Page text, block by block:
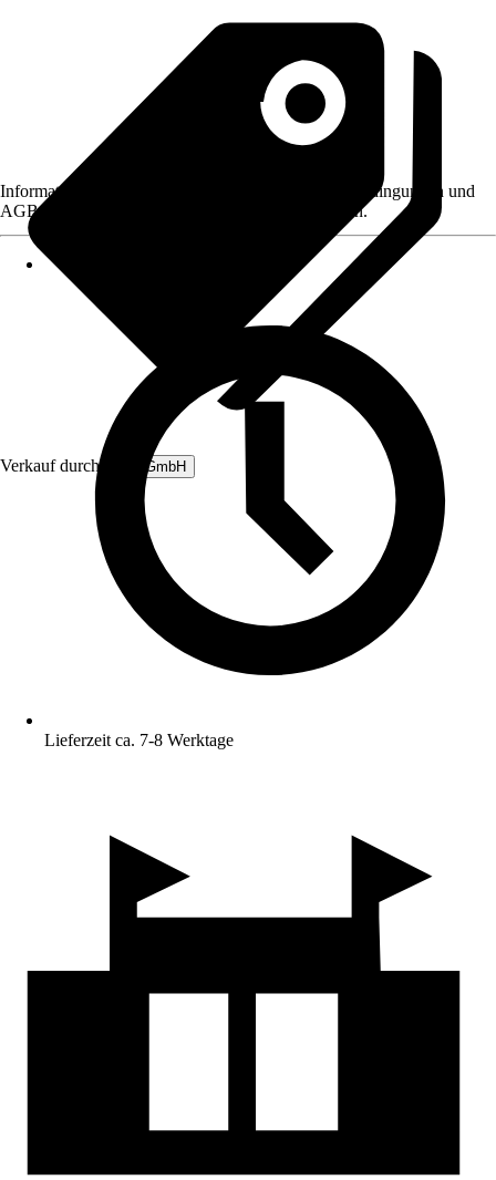
Verkauf durch: B&L GmbH
Informationen des Verkäufers, wie z. B. Rückgabebedingungen und
AGB, finden Sie bei Klick auf den Verkäufernamen.
Lieferzeit ca. 7-8 Werktage